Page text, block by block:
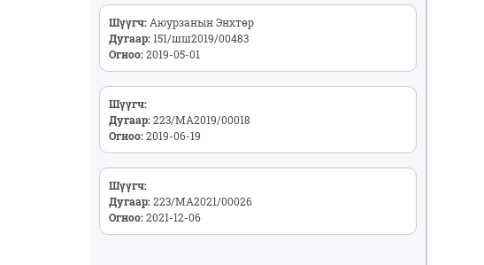
Шүүгч:Аюурзанын Энхтөр
Дугаар:151/шш2019/00483
Огноо:2019-05-01
Шүүгч:
Дугаар:223/МА2019/00018
Огноо:2019-06-19
Шүүгч:
Дугаар:223/МА2021/00026
Огноо:2021-12-06